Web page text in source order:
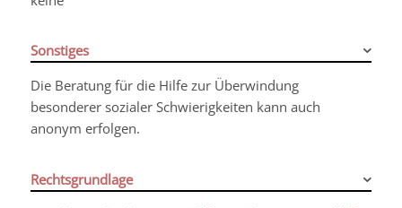
Sonstiges
Die Beratung für die Hilfe zur Überwindung
besonderer sozialer Schwierigkeiten kann auch
anonym erfolgen.
Rechtsgrundlage